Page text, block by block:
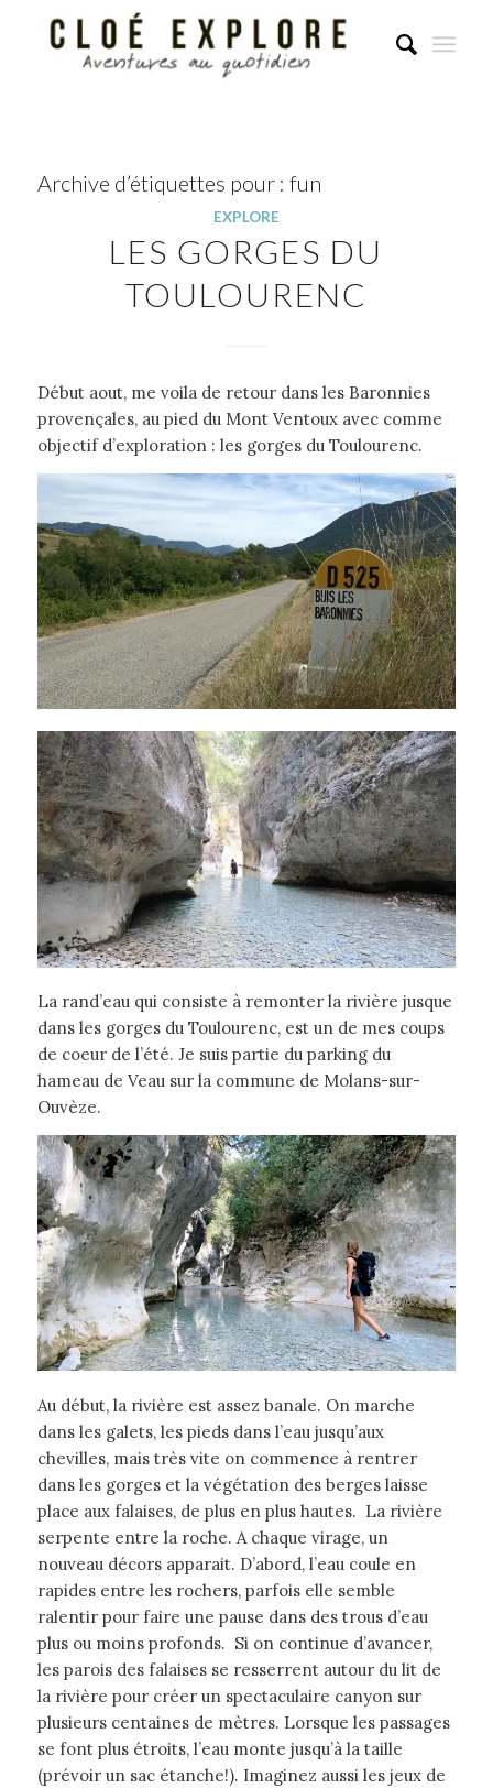
Archive d’étiquettes pour : fun
EXPLORE
LES GORGES DU
TOULOURENC
Début aout, me voila de retour dans les Baronnies
provençales, au pied du Mont Ventoux avec comme
objectif d’exploration : les gorges du Toulourenc.
La rand’eau qui consiste à remonter la rivière jusque
dans les gorges du Toulourenc, est un de mes coups
de coeur de l’été. Je suis partie du parking du
hameau de Veau sur la commune de Molans-sur-
Ouvèze.
Au début, la rivière est assez banale. On marche
dans les galets, les pieds dans l’eau jusqu’aux
chevilles, mais très vite on commence à rentrer
dans les gorges et la végétation des berges laisse
place aux falaises, de plus en plus hautes. La rivière
serpente entre la roche. A chaque virage, un
nouveau décors apparait. D’abord, l’eau coule en
rapides entre les rochers, parfois elle semble
ralentir pour faire une pause dans des trous d’eau
plus ou moins profonds. Si on continue d’avancer,
les parois des falaises se resserrent autour du lit de
la rivière pour créer un spectaculaire canyon sur
plusieurs centaines de mètres. Lorsque les passages
se font plus étroits, l’eau monte jusqu’à la taille
(prévoir un sac étanche!). Imaginez aussi les jeux de